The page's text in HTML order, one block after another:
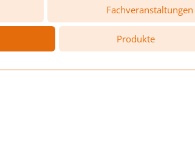
Fachveranstaltungen
Produkte